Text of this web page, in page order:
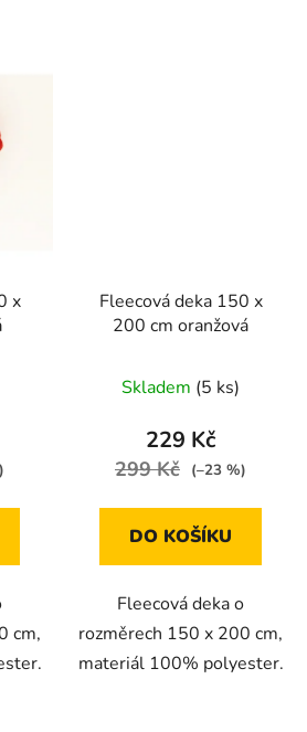
x
cm,
Fleecová deka 150 x
200 cm oranžová
Skladem (5 ks)
229 Kč
299 Kč (–23 %)
DO KOŠÍKU
Fleecová deka o
rozměrech 150 x 200 cm,
materiál 100% polyester.